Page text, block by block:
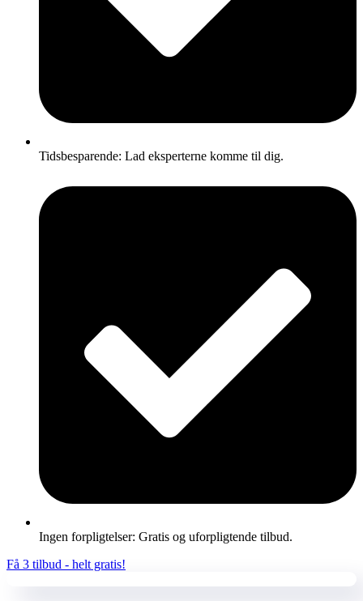
Tidsbesparende: Lad eksperterne komme til dig.
Ingen forpligtelser: Gratis og uforpligtende tilbud.
Få 3 tilbud - helt gratis!